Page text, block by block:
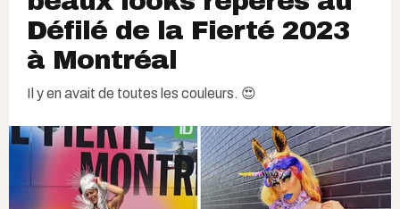
Défilé de la Fierté 2023
à Montréal
Il y en avait de toutes les couleurs. 😍